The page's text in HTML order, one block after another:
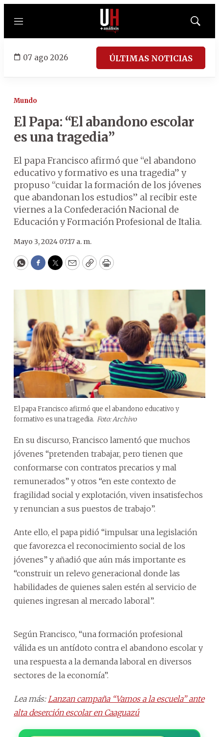
Menú
Mostrar
07 ago 2026 ÚLTIMAS NOTICIAS
Mundo
El Papa: “El abandono escolar
es una tragedia”
El papa Francisco afirmó que “el abandono
educativo y formativo es una tragedia” y
propuso “cuidar la formación de los jóvenes
que abandonan los estudios” al recibir este
viernes a la Confederación Nacional de
Educación y Formación Profesional de Italia.
Mayo 3, 2024 07:17 a. m.
WhatsApp
Facebook
Twitter
EmailCopyPrint
El papa Francisco afirmó que el abandono educativo y
formativo es una tragedia. Foto: Archivo
En su discurso, Francisco lamentó que muchos
jóvenes “pretenden trabajar, pero tienen que
conformarse con contratos precarios y mal
remunerados” y otros “en este contexto de
fragilidad social y explotación, viven insatisfechos
y renuncian a sus puestos de trabajo”.
Ante ello, el papa pidió “impulsar una legislación
que favorezca el reconocimiento social de los
jóvenes” y añadió que aún más importante es
“construir un relevo generacional donde las
habilidades de quienes salen estén al servicio de
quienes ingresan al mercado laboral”.
Según Francisco, “una formación profesional
válida es un antídoto contra el abandono escolar y
una respuesta a la demanda laboral en diversos
sectores de la economía”.
Lea más: Lanzan campaña “Vamos a la escuela” ante
alta deserción escolar en Caaguazú